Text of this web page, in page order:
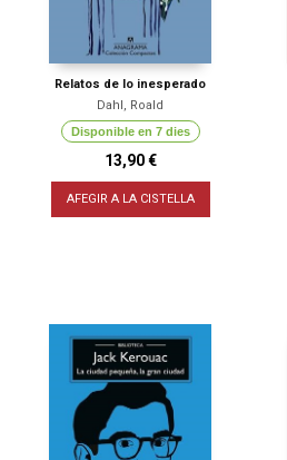
Relatos de lo inesperado
Dahl, Roald
Disponible en 7 dies
13,90 €
AFEGIR A LA CISTELLA